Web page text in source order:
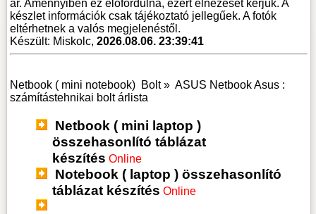
ár. Amennyiben ez előfordulna, ezért elnézését kérjük. A
készlet információk csak tájékoztató jellegűek. A fotók
eltérhetnek a valós megjelenéstől.
Készült: Miskolc,2026.08.06. 23:39:41
Netbook ( mini notebook) Bolt »ASUS Netbook Asus :
számítástehnikai bolt árlista
Netbook ( mini laptop )
összehasonlító táblázat
készítés Online
Notebook ( laptop ) összehasonlító
táblázat készítés Online